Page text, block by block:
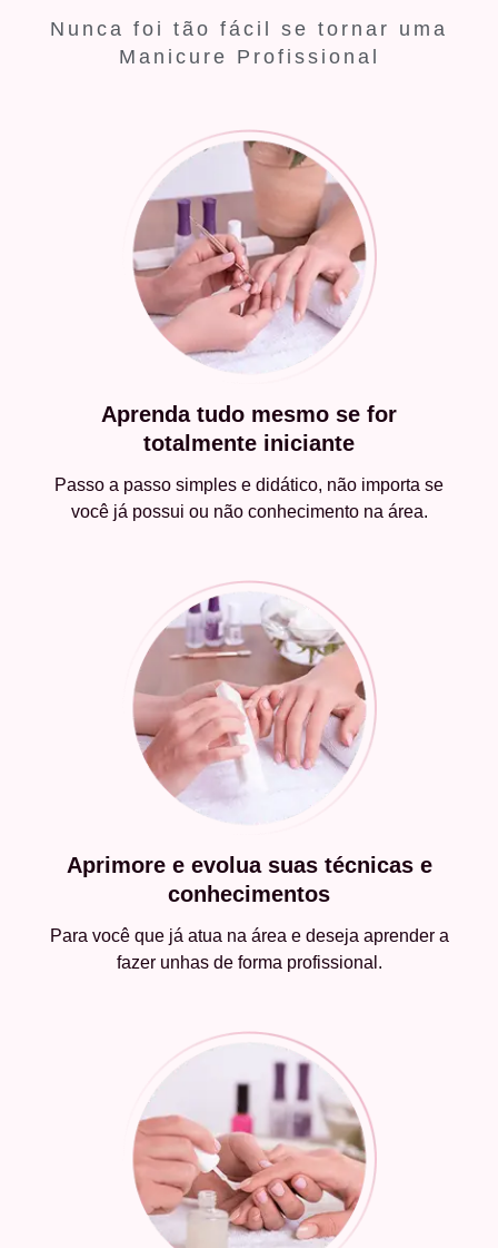
Nunca foi tão fácil se tornar uma
Manicure Profissional
Aprenda tudo mesmo se for
totalmente iniciante
Passo a passo simples e didático, não importa se
você já possui ou não conhecimento na área.
Aprimore e evolua suas técnicas e
conhecimentos
Para você que já atua na área e deseja aprender a
fazer unhas de forma profissional.